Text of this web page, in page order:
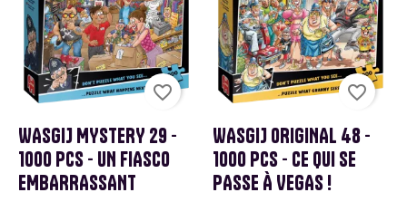
WASGIJ MYSTERY 29 -
1000 PCS - UN FIASCO
EMBARRASSANT
favorite_border
WASGIJ ORIGINAL 48 -
1000 PCS - CE QUI SE
PASSE À VEGAS !
favorite_border